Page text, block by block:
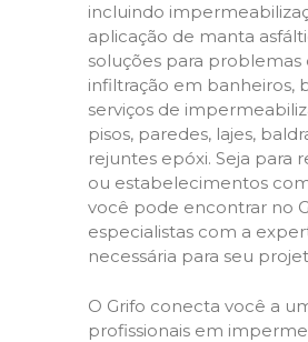
incluindo
aplicação de manta
soluções para problemas
infiltração em banheiros,
serviços de
pisos, paredes, lajes,
rejuntes epóxi. Seja para
ou estabelecimentos
você pode encontrar no
especialistas com a
necessária para seu
O Grifo conecta você a
profissionais em